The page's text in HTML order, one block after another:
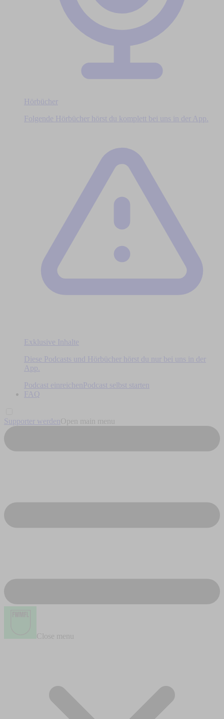
Hörbücher
Folgende Hörbücher hörst du komplett bei uns in der App.
Exklusive Inhalte
Diese Podcasts und Hörbücher hörst du nur bei uns in der
App.
Podcast einreichen
Podcast selbst starten
FAQ
Supporter werden Open main menu
Close menu